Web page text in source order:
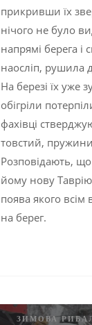
прикривши їх
нічого не було
напрямі берега
наосліп, рушила
На березі їх уже
обігріли
фахівці
товстий, пружини
Розповідають,
йому нову
поява якого всім
на берег.
ЗИМОВА